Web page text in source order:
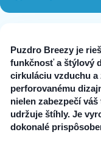
Puzdro Breezy je
funkčnosť a štýlový
cirkuláciu vzduchu
perforovanému
nielen zabezpečí
udržuje štíhly. Je
dokonalé